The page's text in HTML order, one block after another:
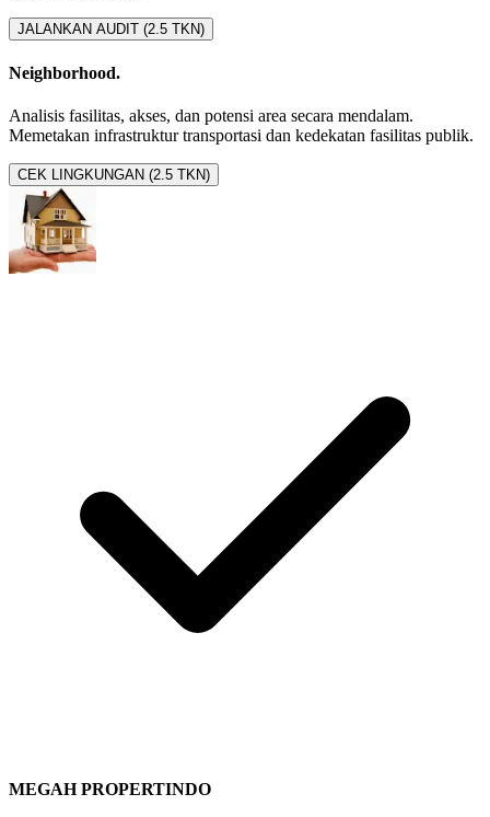
JALANKAN AUDIT (2.5 TKN)
Neighborhood.
Analisis fasilitas, akses, dan potensi area secara mendalam.
Memetakan infrastruktur transportasi dan kedekatan fasilitas publik.
CEK LINGKUNGAN (2.5 TKN)
MEGAH PROPERTINDO